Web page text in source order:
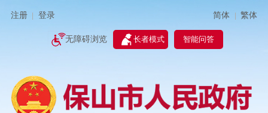
注册 登录 简体 | 繁体
无障碍浏览 长者模式 智能问答